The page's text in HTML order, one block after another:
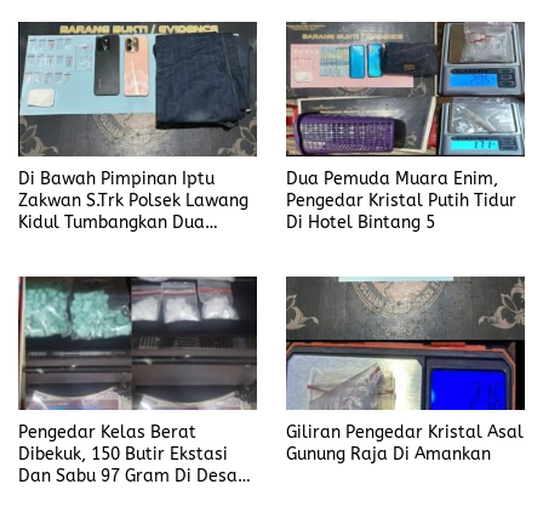
Di Bawah Pimpinan Iptu
Zakwan S.Trk Polsek Lawang
Kidul Tumbangkan Dua
Dua Pemuda Muara Enim,
Pengedar Kristal Putih Tidur
Di Hotel Bintang 5
Pengedar Kelas Berat
Dibekuk, 150 Butir Ekstasi
Dan Sabu 97 Gram Di Desa
Giliran Pengedar Kristal Asal
Gunung Raja Di Amankan